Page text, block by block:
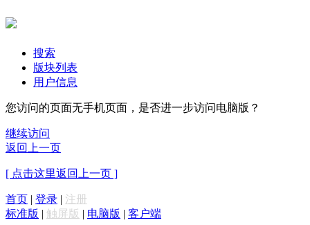
搜索
版块列表
用户信息
您访问的页面无手机页面，是否进一步访问电脑版？
继续访问
返回上一页
[ 点击这里返回上一页 ]
首页 | 登录 | 注册
标准版 | 触屏版 | 电脑版 | 客户端